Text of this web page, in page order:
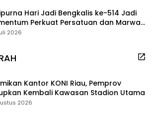
Hari Jadi Bengkalis ke-514 Jadi
Perkuat Persatuan dan Marwah
2026
Kantor KONI Riau, Pemprov
Kembali Kawasan Stadion Utama
2026